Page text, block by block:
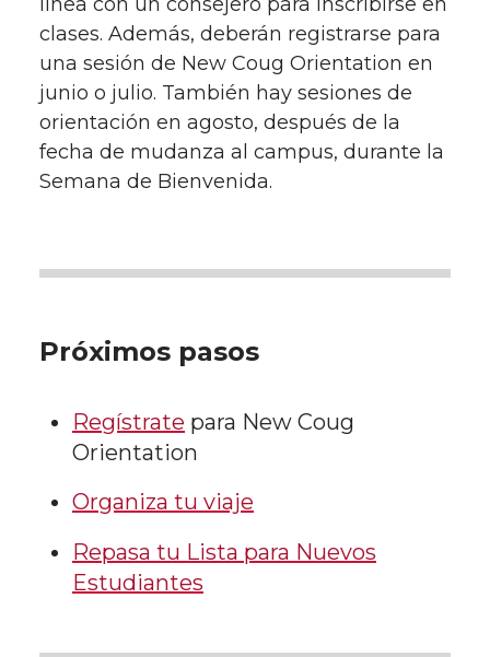
clases. Además, deberán registrarse para
una sesión de New Coug Orientation en
junio o julio. También hay sesiones de
orientación en agosto, después de la
fecha de mudanza al campus, durante la
Semana de Bienvenida.
Próximos pasos
Regístrate para New Coug
Orientation
Organiza tu viaje
Repasa tu Lista para Nuevos
Estudiantes